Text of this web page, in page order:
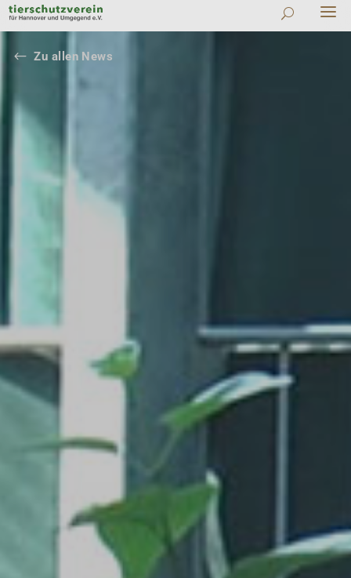
# Zu allen News